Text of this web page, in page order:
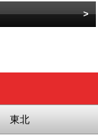
東北